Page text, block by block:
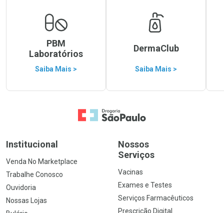
PBM
Laboratórios
Saiba Mais >
DermaClub
Saiba Mais >
Ir para a Home
Institucional
Venda No Marketplace
Trabalhe Conosco
Ouvidoria
Nossas Lojas
Nossos
Serviços
Vacinas
Exames e Testes
Serviços Farmacêuticos
Prescrição Digital